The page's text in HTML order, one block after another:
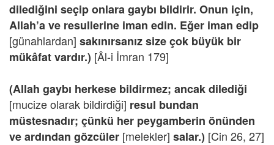
dilediğini seçip onlara gaybı bildirir. Onun için,
Allah’a ve resullerine iman edin. Eğer iman edip
[günahlardan] sakınırsanız size çok büyük bir
mükâfat vardır.) [Âl-i İmran 179]
(Allah gaybı herkese bildirmez; ancak dilediği
[mucize olarak bildirdiği] resul bundan
müstesnadır; çünkü her peygamberin önünden
ve ardından gözcüler [melekler] salar.) [Cin 26, 27]